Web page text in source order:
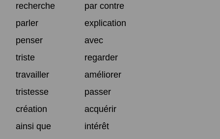
recherche
par contre
parler
explication
penser
avec
triste
regarder
travailler
améliorer
tristesse
passer
création
acquérir
ainsi que
intérêt